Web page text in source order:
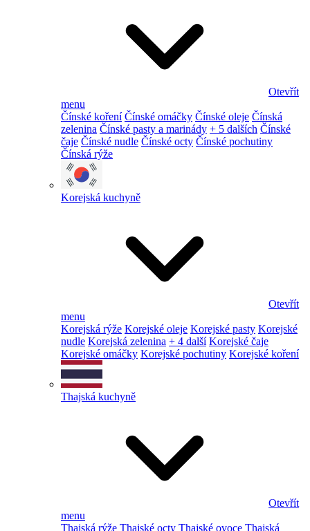
Otevřít
menu
Čínské koření Čínské omáčky Čínské oleje Čínská
zelenina Čínské pasty a marinády + 5 dalších Čínské
čaje Čínské nudle Čínské octy Čínské pochutiny
Čínská rýže
Korejská kuchyně
Otevřít
menu
Korejská rýže Korejské oleje Korejské pasty Korejské
nudle Korejská zelenina + 4 další Korejské čaje
Korejské omáčky Korejské pochutiny Korejské koření
Thajská kuchyně
Otevřít
menu
Thajská rýže Thajské octy Thajské ovoce Thajská